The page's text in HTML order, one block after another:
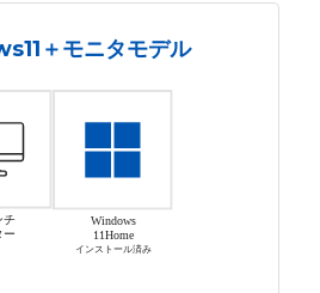
＋モニタモデル
チ
ー
Windows
11Home
インストール済み